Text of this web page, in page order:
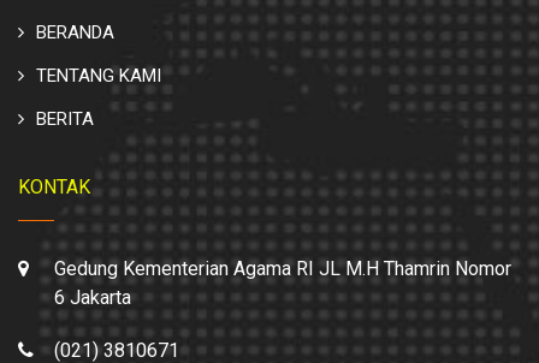
BERANDA
TENTANG KAMI
BERITA
KONTAK
Gedung Kementerian Agama RI JL M.H Thamrin Nomor
6 Jakarta
(021) 3810671